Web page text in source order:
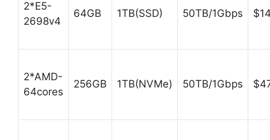
2*E5-
2698v4
64GB 1TB(SSD) 50TB/1Gbps
2*AMD-
64cores
256GB 1TB(NVMe) 50TB/1Gbps